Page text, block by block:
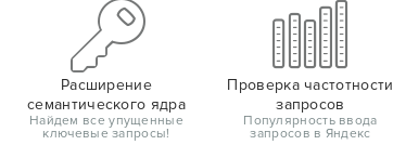
Расширение
семантического ядра
Найдем все упущенные
ключевые запросы!
Проверка частотности
запросов
Популярность ввода
запросов в Яндекс